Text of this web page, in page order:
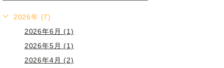
2026年 (7)
2026年6月 (1)
2026年5月 (1)
2026年4月 (2)